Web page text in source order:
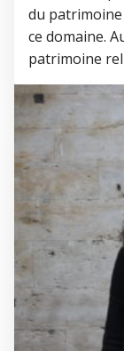
du patrimoine
ce domaine.
patrimoine